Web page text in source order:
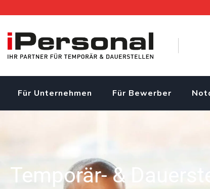
Für Unternehmen Für Bewerber
Temporär- &